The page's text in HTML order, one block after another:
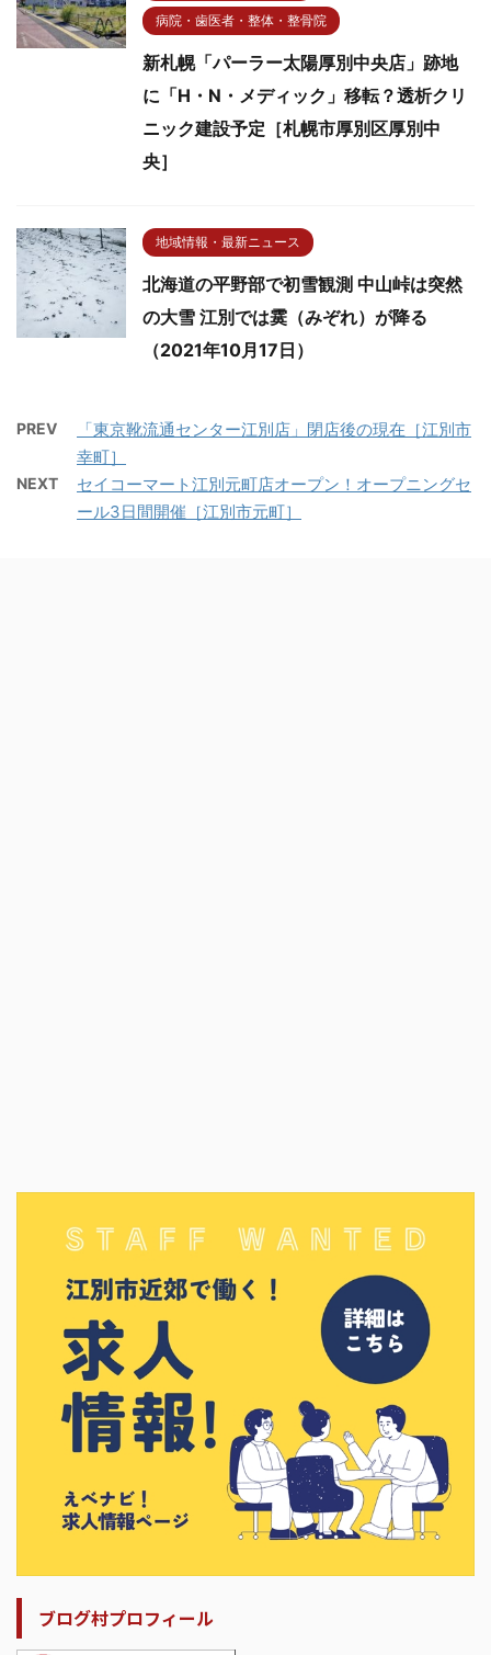
病院・歯医者・整体・整骨院
新札幌「パーラー太陽厚別中央店」跡地
に「H・N・メディック」移転？透析クリ
ニック建設予定［札幌市厚別区厚別中
央］
地域情報・最新ニュース
北海道の平野部で初雪観測 中山峠は突然
の大雪 江別では霙（みぞれ）が降る
（2021年10月17日）
PREV
「東京靴流通センター江別店」閉店後の現在［江別市
幸町］
NEXT
セイコーマート江別元町店オープン！オープニングセ
ール3日間開催［江別市元町］
ブログ村プロフィール